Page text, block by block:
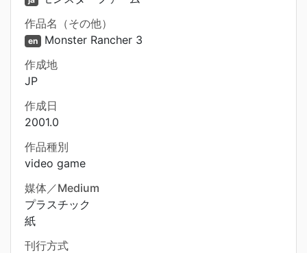
作品名（その他）
en Monster Rancher 3
作成地
JP
作成日
2001.0
作品種別
video game
媒体／Medium
プラスチック
紙
刊行方式